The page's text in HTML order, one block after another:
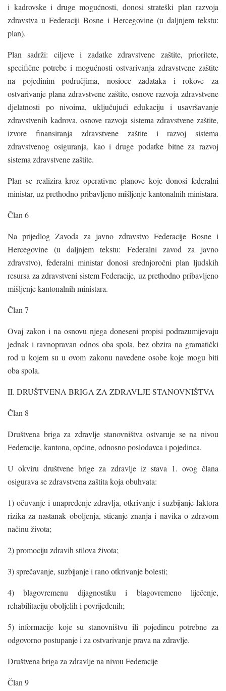
i kadrovske i druge mogućnosti, donosi strateški plan razvoja
zdravstva u Federaciji Bosne i Hercegovine (u daljnjem tekstu:
plan).
Plan sadrži: ciljeve i zadatke zdravstvene zaštite, prioritete,
specifične potrebe i mogućnosti ostvarivanja zdravstvene zaštite
na pojedinim područjima, nosioce zadataka i rokove za
ostvarivanje plana zdravstvene zaštite, osnove razvoja zdravstvene
djelatnosti po nivoima, uključujući edukaciju i usavršavanje
zdravstvenih kadrova, osnove razvoja sistema zdravstvene zaštite,
izvore finansiranja zdravstvene zaštite i razvoj sistema
zdravstvenog osiguranja, kao i druge podatke bitne za razvoj
sistema zdravstvene zaštite.
Plan se realizira kroz operativne planove koje donosi federalni
ministar, uz prethodno pribavljeno mišljenje kantonalnih ministara.
Član 6
Na prijedlog Zavoda za javno zdravstvo Federacije Bosne i
Hercegovine (u daljnjem tekstu: Federalni zavod za javno
zdravstvo), federalni ministar donosi srednjoročni plan ljudskih
resursa za zdravstveni sistem Federacije, uz prethodno pribavljeno
mišljenje kantonalnih ministara.
Član 7
Ovaj zakon i na osnovu njega doneseni propisi podrazumijevaju
jednak i ravnopravan odnos oba spola, bez obzira na gramatički
rod u kojem su u ovom zakonu navedene osobe koje mogu biti
oba spola.
II. DRUŠTVENA BRIGA ZA ZDRAVLJE STANOVNIŠTVA
Član 8
Društvena briga za zdravlje stanovništva ostvaruje se na nivou
Federacije, kantona, općine, odnosno poslodavca i pojedinca.
U okviru društvene brige za zdravlje iz stava 1. ovog člana
osigurava se zdravstvena zaštita koja obuhvata:
1) očuvanje i unapređenje zdravlja, otkrivanje i suzbijanje faktora
rizika za nastanak oboljenja, sticanje znanja i navika o zdravom
načinu života;
2) promociju zdravih stilova života;
3) sprečavanje, suzbijanje i rano otkrivanje bolesti;
4) blagovremenu dijagnostiku i blagovremeno liječenje,
rehabilitaciju oboljelih i povrijeđenih;
5) informacije koje su stanovništvu ili pojedincu potrebne za
odgovorno postupanje i za ostvarivanje prava na zdravlje.
Društvena briga za zdravlje na nivou Federacije
Član 9